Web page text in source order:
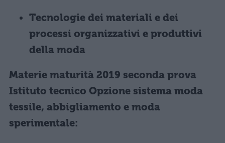
Tecnologie dei materiali e dei
processi organizzativi e produttivi
della moda
Materie maturità 2019 seconda prova
Istituto tecnico Opzione sistema moda
tessile, abbigliamento e moda
sperimentale: